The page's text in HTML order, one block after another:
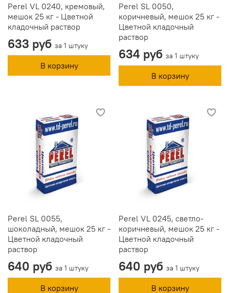
Perel VL 0240, кремовый,
мешок 25 кг - Цветной
кладочный раствор
633 руб за 1 штуку
В корзину
Perel SL 0050,
коричневый, мешок 25 кг -
Цветной кладочный
раствор
634 руб за 1 штуку
В корзину
Perel SL 0055,
шоколадный, мешок 25 кг -
Цветной кладочный
раствор
640 руб за 1 штуку
В корзину
Perel VL 0245, светло-
коричневый, мешок 25 кг -
Цветной кладочный
раствор
640 руб за 1 штуку
В корзину